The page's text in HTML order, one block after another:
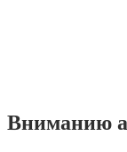
Вниманию